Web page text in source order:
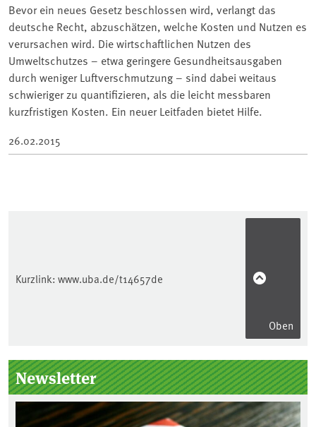
Bevor ein neues Gesetz beschlossen wird, verlangt das
deutsche Recht, abzuschätzen, welche Kosten und Nutzen es
verursachen wird. Die wirtschaftlichen Nutzen des
Umweltschutzes – etwa geringere Gesundheitsausgaben
durch weniger Luftverschmutzung – sind dabei weitaus
schwieriger zu quantifizieren, als die leicht messbaren
kurzfristigen Kosten. Ein neuer Leitfaden bietet Hilfe.
26.02.2015
Kurzlink: www.uba.de/t14657de
Oben
Seitenleiste
Newsletter